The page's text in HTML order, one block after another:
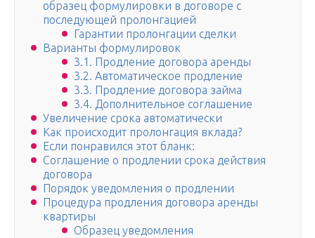
образец формулировки в договоре с
последующей пролонгацией
Гарантии пролонгации сделки
Варианты формулировок
3.1. Продление договора аренды
3.2. Автоматическое продление
3.3. Продление договора займа
3.4. Дополнительное соглашение
Увеличение срока автоматически
Как происходит пролонгация вклада?
Если понравился этот бланк:
Соглашение о продлении срока действия
договора
Порядок уведомления о продлении
Процедура продления договора аренды
квартиры
Образец уведомления